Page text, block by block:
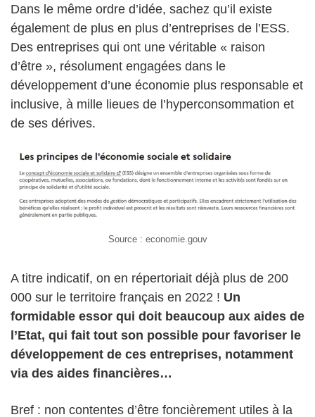
Dans le même ordre d’idée, sachez qu’il existe
également de plus en plus d’entreprises de l’ESS.
Des entreprises qui ont une véritable « raison
d’être », résolument engagées dans le
développement d’une économie plus responsable et
inclusive, à mille lieues de l’hyperconsommation et
de ses dérives.
Source : economie.gouv
A titre indicatif, on en répertoriait déjà plus de 200
000 sur le territoire français en 2022 ! Un
formidable essor qui doit beaucoup aux aides de
l’Etat, qui fait tout son possible pour favoriser le
développement de ces entreprises, notamment
via des aides financières…
Bref : non contentes d’être foncièrement utiles à la